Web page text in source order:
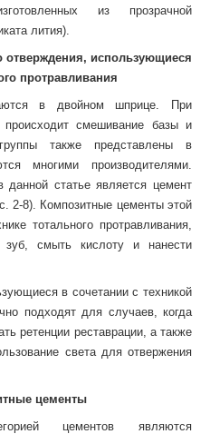
из прозрачной
лития).
использующиеся
протравливания
в двойном шприце. При
смешивание базы и
также представлены в
многими производителями.
статье является цемент
2-8). Композитные цементы этой
тотального протравливания,
зуб, смыть кислоту и нанести
в сочетании с техникой
подходят для случаев, когда
ретенции реставрации, а также
света для отвержения
цементы
цементов являются